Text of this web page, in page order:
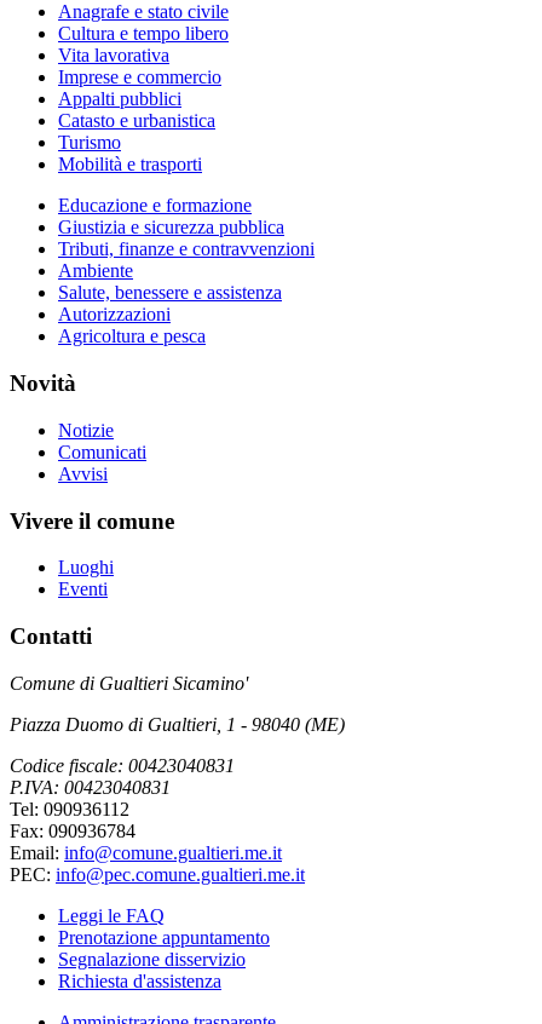
Anagrafe e stato civile
Cultura e tempo libero
Vita lavorativa
Imprese e commercio
Appalti pubblici
Catasto e urbanistica
Turismo
Mobilità e trasporti
Educazione e formazione
Giustizia e sicurezza pubblica
Tributi, finanze e contravvenzioni
Ambiente
Salute, benessere e assistenza
Autorizzazioni
Agricoltura e pesca
Novità
Notizie
Comunicati
Avvisi
Vivere il comune
Luoghi
Eventi
Contatti
Comune di Gualtieri Sicamino'
Piazza Duomo di Gualtieri, 1 - 98040 (ME)
Codice fiscale: 00423040831
P.IVA: 00423040831
Tel: 090936112
Fax: 090936784
Email: info@comune.gualtieri.me.it
PEC: info@pec.comune.gualtieri.me.it
Leggi le FAQ
Prenotazione appuntamento
Segnalazione disservizio
Richiesta d'assistenza